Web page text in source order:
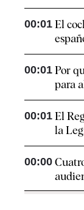
00:01 El
00:01 Por
para
00:01 El
la
00:00